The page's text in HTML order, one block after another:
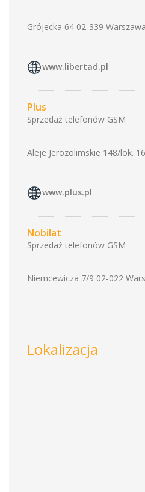
Grójecka 64 02-339 Warszawa
www.libertad.pl
Plus
Sprzedaż telefonów GSM
Aleje Jerozolimskie 148/lok.
www.plus.pl
Nobilat
Sprzedaż telefonów GSM
Niemcewicza 7/9 02-022
Lokalizacja